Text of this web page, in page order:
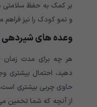
بر کمک به حفظ سلامتی
و نمو کودک را نیز فراهم
وعده های شیردهی
هر چه برای مدت زمان
دهید، احتمال بیشتری
حاوی چربی بیشتری است،
از آنچه که شما تخمین